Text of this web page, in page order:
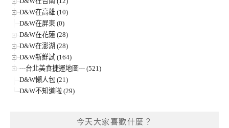
D&W在高雄 (10)
D&W在屏東 (0)
D&W在花蓮 (28)
D&W在澎湖 (28)
D&W新鮮試 (164)
---台北美食捷運地圖--- (521)
D&W懶人包 (21)
D&W不知道啦 (29)
今天大家喜歡什麼？